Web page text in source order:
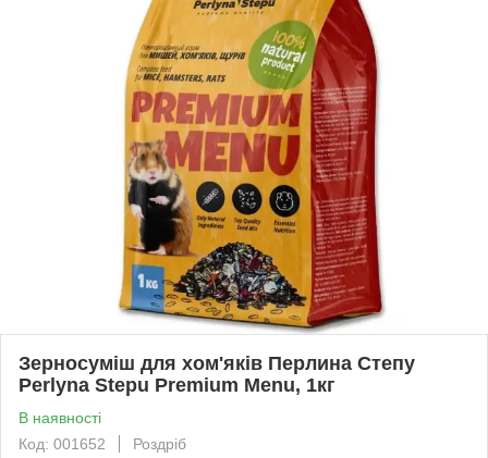
Зерносуміш для хом'яків Перлина Степу
Perlyna Stepu Premium Menu, 1кг
В наявності
Код: 001652
Роздріб